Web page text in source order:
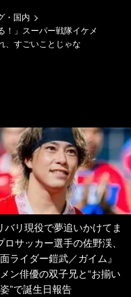
・国内
！」スーパー戦隊イケメ
、すごいことじゃな
バリ現役で夢追いかけてま
ロサッカー選手の佐野渓、
面ライダー鎧武／ガイム』
ン俳優の双子兄と“お揃い
”で誕生日報告